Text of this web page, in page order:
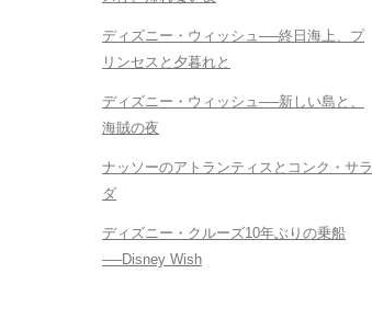
ディズニー・ウィッシュ──終日海上、プ
リンセスと夕暮れと
ディズニー・ウィッシュ──新しい島と、
海賊の夜
ナッソーのアトランティスとコンク・サラ
ダ
ディズニー・クルーズ10年ぶりの乗船
──Disney Wish